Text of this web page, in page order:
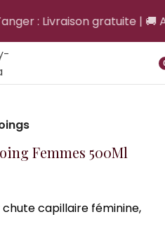
Femmes 500Ml
capillaire féminine,
: Livraison gratuite | 🚚